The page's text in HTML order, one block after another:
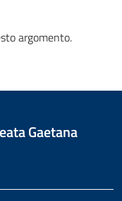
argomento.
Gaetana